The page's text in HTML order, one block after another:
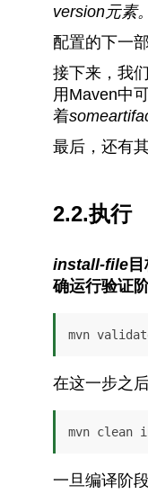
version元素。
配置的下一
接下来，我
用Maven中
着
最后，还有
2.2.执行
install-file目
确运行验证阶
mvn
在这一步之
mvn clean
一旦编译阶